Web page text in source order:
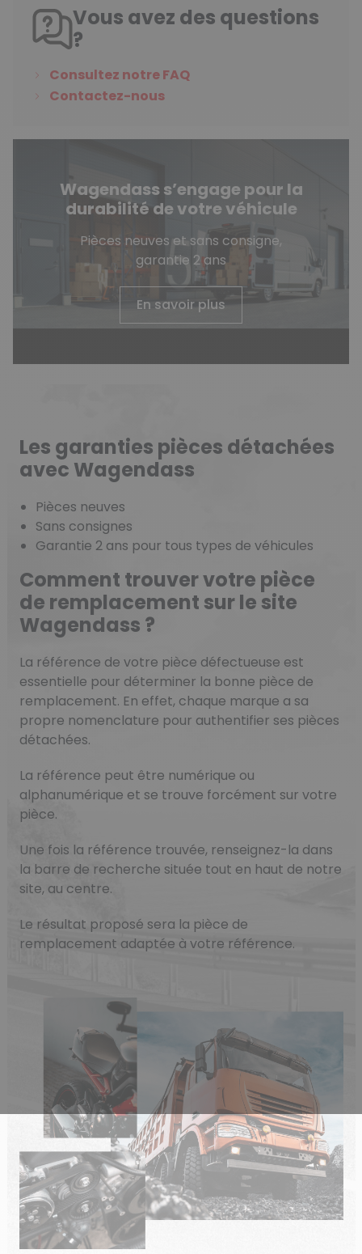
Vous avez des questions
?
Consultez notre FAQ
Contactez-nous
Wagendass s’engage pour la
durabilité de votre véhicule
Pièces neuves et sans consigne,
garantie 2 ans
En savoir plus
Les garanties pièces détachées
avec Wagendass
Pièces neuves
Sans consignes
Garantie 2 ans pour tous types de véhicules
Comment trouver votre pièce
de remplacement sur le site
Wagendass ?
La référence de votre pièce défectueuse est
essentielle pour déterminer la bonne pièce de
remplacement. En effet, chaque marque a sa
propre nomenclature pour authentifier ses pièces
détachées.
La référence peut être numérique ou
alphanumérique et se trouve forcément sur votre
pièce.
Une fois la référence trouvée, renseignez-la dans
la barre de recherche située tout en haut de notre
site, au centre.
Le résultat proposé sera la pièce de
remplacement adaptée à votre référence.